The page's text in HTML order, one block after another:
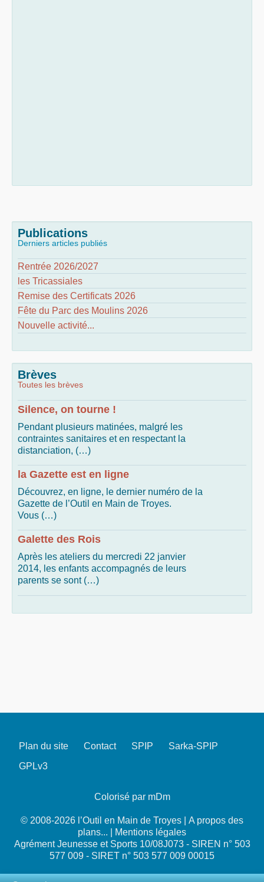
Publications
Derniers articles publiés
Rentrée 2026/2027
les Tricassiales
Remise des Certificats 2026
Fête du Parc des Moulins 2026
Nouvelle activité...
Brèves
Toutes les brèves
Silence, on tourne !
Pendant plusieurs matinées, malgré les
contraintes sanitaires et en respectant la
distanciation, (…)
la Gazette est en ligne
Découvrez, en ligne, le dernier numéro de la
Gazette de l’Outil en Main de Troyes.
Vous (…)
Galette des Rois
Après les ateliers du mercredi 22 janvier
2014, les enfants accompagnés de leurs
parents se sont (…)
Plan du site Contact SPIP
Sarka-SPIP
GPLv3
Colorisé par mDm
© 2008-2026 l’Outil en Main de Troyes | A propos des
plans...
Mentions légales
Agrément Jeunesse et Sports 10/08J073 - SIREN n° 503
577 009 - SIRET n° 503 577 009 00015